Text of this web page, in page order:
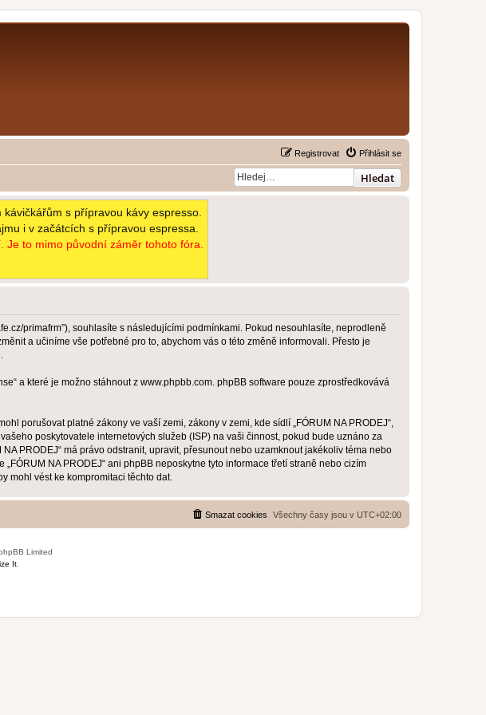
Přihlásit se
Registrovat
Hledat
s přípravou kávy espresso.
i v začátcích s přípravou espressa.
to mimo původní záměr tohoto fóra.
primafrm”), souhlasíte s následujícími podmínkami. Pokud nesouhlasíte, neprodleně
a učiníme vše potřebné pro to, abychom vás o této změně informovali. Přesto je
“ a které je možno stáhnout z www.phpbb.com. phpBB software pouze zprostředkovává
porušovat platné zákony ve vaší zemi, zákony v zemi, kde sídlí „FÓRUM NA PRODEJ“,
poskytovatele internetových služeb (ISP) na vaši činnost, pokud bude uznáno za
PRODEJ“ má právo odstranit, upravit, přesunout nebo uzamknout jakékoliv téma nebo
NA PRODEJ“ ani phpBB neposkytne tyto informace třetí straně nebo cizím
mohl vést ke kompromitaci těchto dat.
Všechny časy jsou v UTC+02:00
Smazat cookies
Limited
It